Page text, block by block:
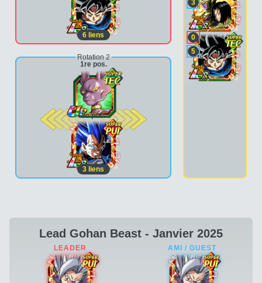
6 liens
Rotation 2
1re pos.
2e pos.
3 liens
3
0
5
Lead Gohan Beast - Janvier 2025